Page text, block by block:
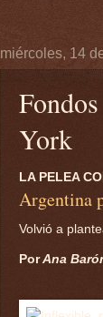
miércoles, 14
York
LA PELEA
Argentina
Volvió a
Por Ana